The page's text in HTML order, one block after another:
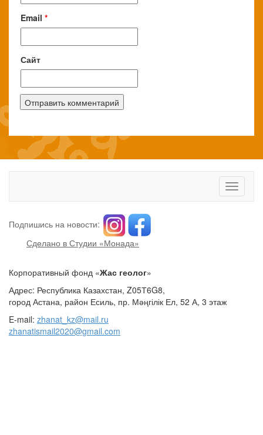
Email *
Сайт
Toggle
Подпишись на новости:
Сделано в Студии «Монада»
Корпоративный фонд «Жас геолог»
Адрес: Республика Казахстан, Z05Т6G8,
город Астана, район Есиль, пр. Мәңгілік Ел, 52 А, 3 этаж
E-mail: zhanat_kz@mail.ru
zhanatismail2020@gmail.com